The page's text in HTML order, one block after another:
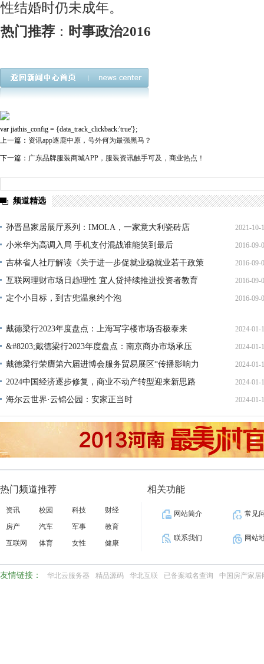
性结婚时仍未成年。
热门推荐 ： 时事政治2016
var jiathis_config = {data_track_clickback:'true'};
上一篇： 资讯app逐鹿中原，号外何为最强黑马？
下一篇： 广东品牌服装商城APP，服装资讯触手可及，商业热点！
频道精选
孙晋昌家居展厅系列：IMOLA，一家意大利瓷砖店 2021-10-
小米华为高调入局 手机支付混战谁能笑到最后 2016-09-
吉林省人社厅解读《关于进一步促就业稳就业若干政策
措
2016-09-
互联网理财市场日趋理性 宜人贷持续推进投资者教育 2016-09-
定个小目标，到古兜温泉约个泡 2016-09-
戴德梁行2023年度盘点：上海写字楼市场否极泰来 2024-01-
&#8203;戴德梁行2023年度盘点：南京商办市场承压 2024-01-
戴德梁行荣膺第六届进博会服务贸易展区“传播影响力
十
2024-01-
2024中国经济逐步修复，商业不动产转型迎来新思路 2024-01-
海尔云世界·云锦公园：安家正当时 2024-01-
热门频道推荐
资讯 校园 科技
财经
房产
汽车 军事
教育
互联网
体育 女性 健康
相关功能
网站简介 常见
联系我们 网站
友情链接： 华北云服务器 精品源码 华北互联 已备案域名查询 中国房产家居